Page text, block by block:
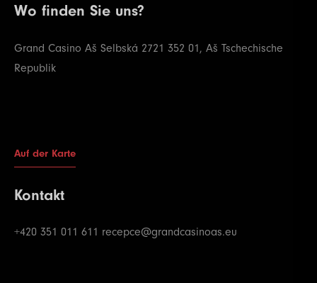
Wo finden Sie uns?
Grand Casino Aš Selbská 2721 352 01, Aš Tschechische
Republik
Auf der Karte
Kontakt
+420 351 011 611 recepce@grandcasinoas.eu